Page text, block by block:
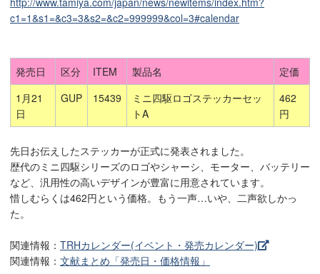
c1=1&s1=&c3=3&s2=&c2=999999&col=3#calendar
発売日 区分 ITEM 製品名
定価
1月21
日
GUP 15439
ミニ四駆ロゴステッカーセッ
トA
462
円
先日お伝えしたステッカーが正式に発表されました。
歴代のミニ四駆シリーズのロゴやシャーシ、モーター、バッテリー
など、汎用性の高いデザインが豊富に用意されています。
惜しむらくは462円という価格。もう一声…いや、二声欲しかっ
た。
関連情報： TRHカレンダー(イベント・発売カレンダー)
関連情報： 文献まとめ「発売日・価格情報」